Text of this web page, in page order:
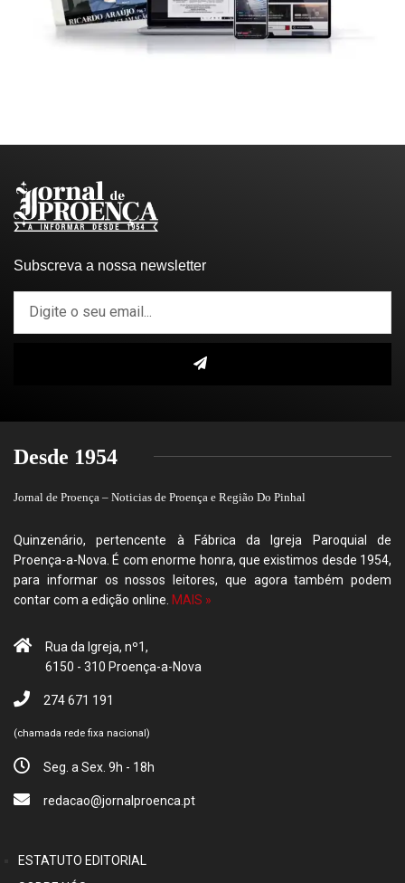
Subscreva a nossa newsletter
Desde 1954
Jornal de Proença – Noticias de Proença e Região Do Pinhal
Quinzenário, pertencente à Fábrica da Igreja Paroquial de
Proença-a-Nova. É com enorme honra, que existimos desde 1954,
para informar os nossos leitores, que agora também podem
contar com a edição online. MAIS »
Rua da Igreja, nº1,
6150 - 310 Proença-a-Nova
274 671 191
(chamada rede fixa nacional)
Seg. a Sex. 9h - 18h
redacao@jornalproenca.pt
ESTATUTO EDITORIAL